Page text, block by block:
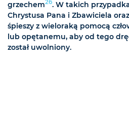
grzechem26. W takich
Chrystusa Pana i Zbawiciela
śpieszy z wieloraką pomocą
lub opętanemu, aby od tego
został uwolniony.